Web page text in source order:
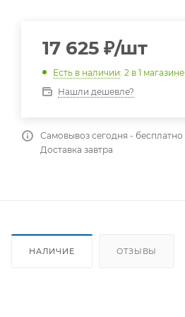
17 625 ₽/шт
Есть в наличии: 2 в 1 магазине
Нашли дешевле?
Самовывоз сегодня - бесплатно
Доставка завтра
НАЛИЧИЕ ОТЗЫВЫ